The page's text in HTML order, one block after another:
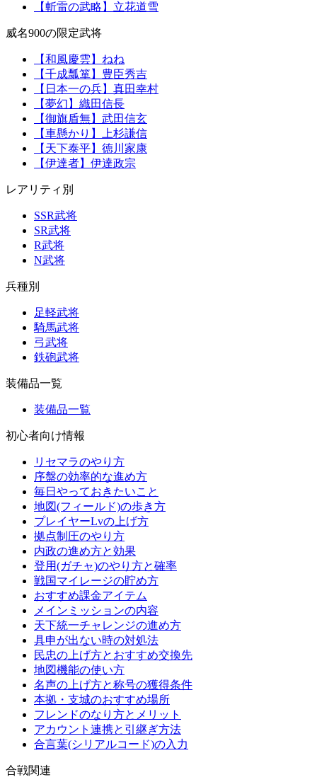
【斬雷の武略】立花道雪
威名900の限定武将
【和風慶雲】ねね
【千成瓢箪】豊臣秀吉
【日本一の兵】真田幸村
【夢幻】織田信長
【御旗盾無】武田信玄
【車懸かり】上杉謙信
【天下泰平】徳川家康
【伊達者】伊達政宗
レアリティ別
SSR武将
SR武将
R武将
N武将
兵種別
足軽武将
騎馬武将
弓武将
鉄砲武将
装備品一覧
装備品一覧
初心者向け情報
リセマラのやり方
序盤の効率的な進め方
毎日やっておきたいこと
地図(フィールド)の歩き方
プレイヤーLvの上げ方
拠点制圧のやり方
内政の進め方と効果
登用(ガチャ)のやり方と確率
戦国マイレージの貯め方
おすすめ課金アイテム
メインミッションの内容
天下統一チャレンジの進め方
具申が出ない時の対処法
民忠の上げ方とおすすめ交換先
地図機能の使い方
名声の上げ方と称号の獲得条件
本拠・支城のおすすめ場所
フレンドのなり方とメリット
アカウント連携と引継ぎ方法
合言葉(シリアルコード)の入力
合戦関連